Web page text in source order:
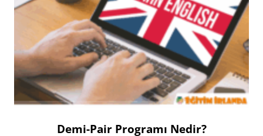
Demi-Pair Programı Nedir?